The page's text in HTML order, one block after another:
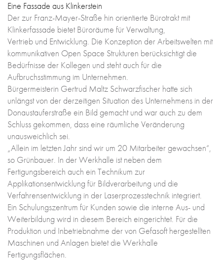
Eine Fassade aus Klinkerstein
Der zur Franz-Mayer-Straße hin orientierte Bürotrakt mit
Klinkerfassade bietet Büroräume für Verwaltung,
Vertrieb und Entwicklung. Die Konzeption der Arbeitswelten mit
kommunikativen Open Space Strukturen berücksichtigt die
Bedürfnisse der Kollegen und steht auch für die
Aufbruchsstimmung im Unternehmen.
Bürgermeisterin Gertrud Maltz Schwarzfischer hatte sich
unlängst von der derzeitigen Situation des Unternehmens in der
Donaustauferstraße ein Bild gemacht und war auch zu dem
Schluss gekommen, dass eine räumliche Veränderung
unausweichlich sei.
„Allein im letzten Jahr sind wir um 20 Mitarbeiter gewachsen“,
so Grünbauer. In der Werkhalle ist neben dem
Fertigungsbereich auch ein Technikum zur
Applikationsentwicklung für Bildverarbeitung und die
Verfahrensentwicklung in der Laserprozesstechnik integriert.
Ein Schulungszentrum für Kunden sowie die interne Aus- und
Weiterbildung wird in diesem Bereich eingerichtet. Für die
Produktion und Inbetriebnahme der von Gefasoft hergestellten
Maschinen und Anlagen bietet die Werkhalle
Fertigungsflächen.